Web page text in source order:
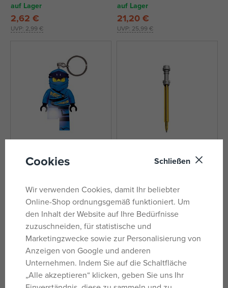
auf Lager
UVP: 2,99 €
2,62 €
auf Lager
UVP: 25,99 €
21,20 €
LEGO Ninjago Legacy Jay
13,44 €
12,31 €
LEGO Star Wars Gelstift
UVP: 2,99 €
2,62 €
Cookies Schließen
Wir verwenden Cookies, damit Ihr beliebter
Online-Shop ordnungsgemäß funktioniert. Um
den Inhalt der Website auf Ihre Bedürfnisse
zuzuschneiden, für statistische und
Marketingzwecke sowie zur Personalisierung von
Anzeigen von Google und anderen
Unternehmen. Indem Sie auf die Schaltfläche
„Alle akzeptieren“ klicken, geben Sie uns Ihr